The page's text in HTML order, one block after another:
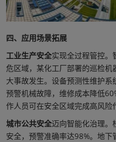
四、应用场景拓展
工业生产安全实现全过程管控。
危区域，某化工厂部署的巡检
大事故发生。设备预测性维护
预警机械故障，维修成本降低
作人员可在安全区域完成高风险
城市公共安全迈向智能化治理。
安全，预警准确率达98%。地